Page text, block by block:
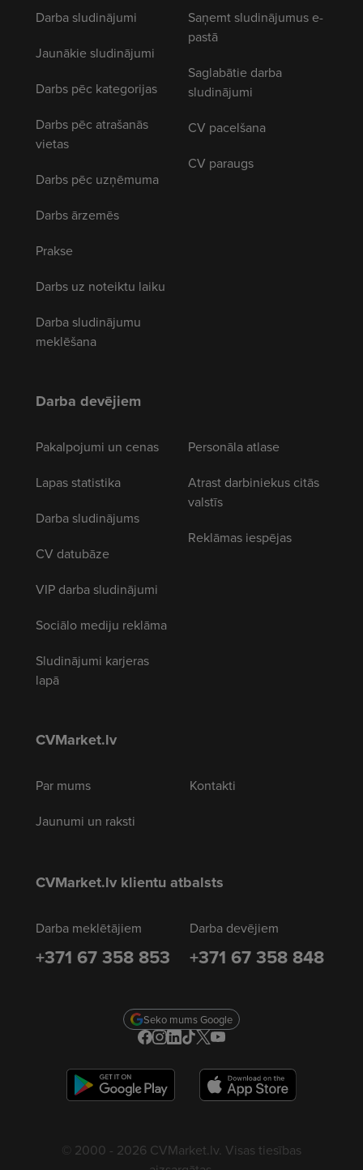
Darba sludinājumi
Jaunākie sludinājumi
Darbs pēc kategorijas
Darbs pēc atrašanās
vietas
Darbs pēc uzņēmuma
Darbs ārzemēs
Prakse
Darbs uz noteiktu laiku
Darba sludinājumu
meklēšana
Saņemt sludinājumus e-
pastā
Saglabātie darba
sludinājumi
CV pacelšana
CV paraugs
Darba devējiem
Pakalpojumi un cenas
Lapas statistika
Darba sludinājums
CV datubāze
VIP darba sludinājumi
Sociālo mediju reklāma
Sludinājumi karjeras
lapā
Personāla atlase
Atrast darbiniekus citās
valstīs
Reklāmas iespējas
CVMarket.lv
Par mums
Jaunumi un raksti
Kontakti
CVMarket.lv klientu atbalsts
Darba meklētājiem
+371 67 358 853
Darba devējiem
+371 67 358 848
Seko mums Google
© 2000 - 2026 CVMarket.lv. Visas tiesības